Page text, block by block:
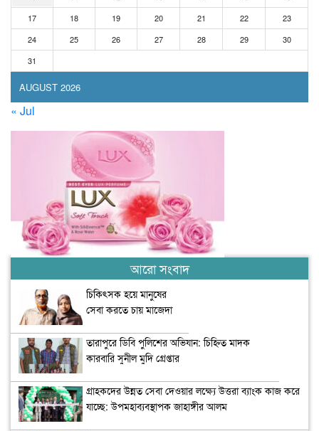
AUGUST 2026
17
18 19 20 21 22
23
24
25 26 27 28 29
30
31
« Jul
আরো সংবাদ
চিকিৎসক হয়ে মানুষের
সেবা করতে চায় মাজেদা
তারাপুরে ডিবি পুলিশের অভিযান: চিহ্নিত মাদক
কারবারি সুনীল মুদি গ্রেপ্তার
গ্রাহকদের উন্নত সেবা দেওয়ার লক্ষ্যে উত্তরা ব্যাংক কাজ করে
যাচ্ছে: উপমহাব্যবস্থাপক জাহাঙ্গীর আলম